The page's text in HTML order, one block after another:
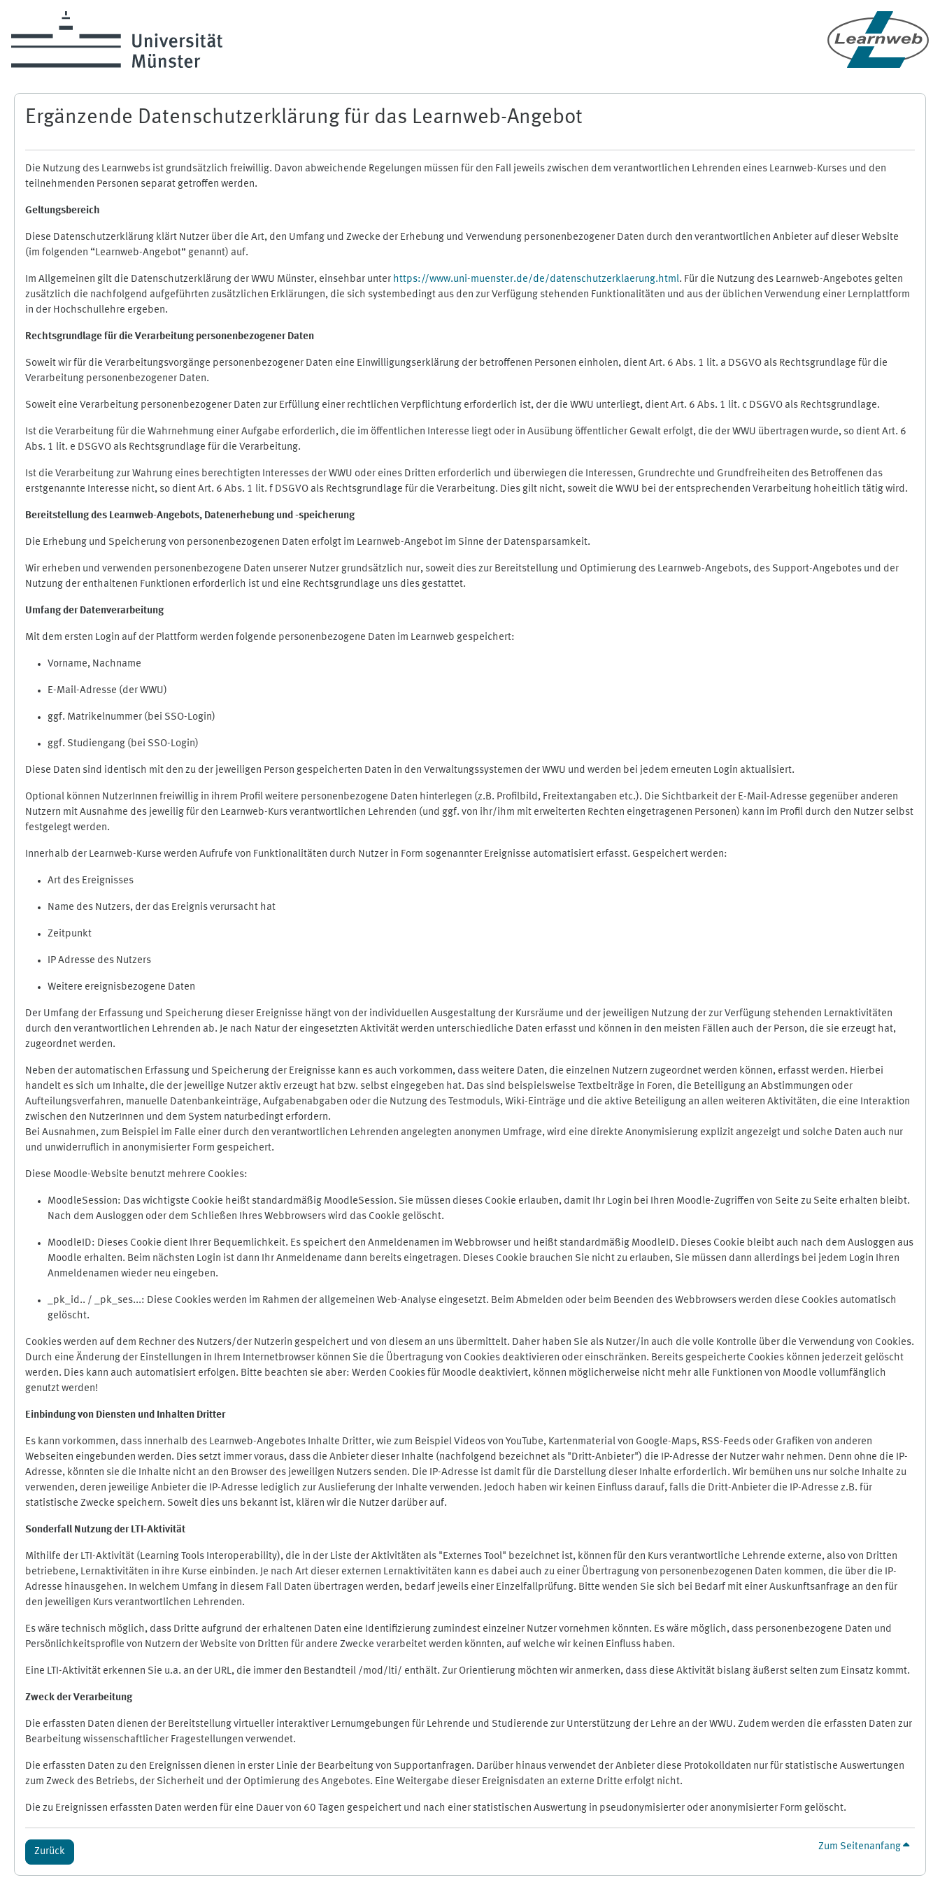
Ergänzende Datenschutzerklärung für das Learnweb-Angebot
Die Nutzung des Learnwebs ist grundsätzlich freiwillig. Davon abweichende Regelungen müssen für den Fall jeweils zwischen dem verantwortlichen Lehrenden eines Learnweb-Kurses und den
teilnehmenden Personen separat getroffen werden.
Geltungsbereich
Diese Datenschutzerklärung klärt Nutzer über die Art, den Umfang und Zwecke der Erhebung und Verwendung personenbezogener Daten durch den verantwortlichen Anbieter auf dieser Website
(im folgenden “Learnweb-Angebot” genannt) auf.
Im Allgemeinen gilt die Datenschutzerklärung der WWU Münster, einsehbar unter https://www.uni-muenster.de/de/datenschutzerklaerung.html. Für die Nutzung des Learnweb-Angebotes gelten
zusätzlich die nachfolgend aufgeführten zusätzlichen Erklärungen, die sich systembedingt aus den zur Verfügung stehenden Funktionalitäten und aus der üblichen Verwendung einer Lernplattform
in der Hochschullehre ergeben.
Rechtsgrundlage für die Verarbeitung personenbezogener Daten
Soweit wir für die Verarbeitungsvorgänge personenbezogener Daten eine Einwilligungserklärung der betroffenen Personen einholen, dient Art. 6 Abs. 1 lit. a DSGVO als Rechtsgrundlage für die
Verarbeitung personenbezogener Daten.
Soweit eine Verarbeitung personenbezogener Daten zur Erfüllung einer rechtlichen Verpflichtung erforderlich ist, der die WWU unterliegt, dient Art. 6 Abs. 1 lit. c DSGVO als Rechtsgrundlage.
Ist die Verarbeitung für die Wahrnehmung einer Aufgabe erforderlich, die im öffentlichen Interesse liegt oder in Ausübung öffentlicher Gewalt erfolgt, die der WWU übertragen wurde, so dient Art. 6
Abs. 1 lit. e DSGVO als Rechtsgrundlage für die Verarbeitung.
Ist die Verarbeitung zur Wahrung eines berechtigten Interesses der WWU oder eines Dritten erforderlich und überwiegen die Interessen, Grundrechte und Grundfreiheiten des Betroffenen das
erstgenannte Interesse nicht, so dient Art. 6 Abs. 1 lit. f DSGVO als Rechtsgrundlage für die Verarbeitung. Dies gilt nicht, soweit die WWU bei der entsprechenden Verarbeitung hoheitlich tätig wird.
Bereitstellung des Learnweb-Angebots, Datenerhebung und -speicherung
Die Erhebung und Speicherung von personenbezogenen Daten erfolgt im Learnweb-Angebot im Sinne der Datensparsamkeit.
Wir erheben und verwenden personenbezogene Daten unserer Nutzer grundsätzlich nur, soweit dies zur Bereitstellung und Optimierung des Learnweb-Angebots, des Support-Angebotes und der
Nutzung der enthaltenen Funktionen erforderlich ist und eine Rechtsgrundlage uns dies gestattet.
Umfang der Datenverarbeitung
Mit dem ersten Login auf der Plattform werden folgende personenbezogene Daten im Learnweb gespeichert:
Vorname, Nachname
E-Mail-Adresse (der WWU)
ggf. Matrikelnummer (bei SSO-Login)
ggf. Studiengang (bei SSO-Login)
Diese Daten sind identisch mit den zu der jeweiligen Person gespeicherten Daten in den Verwaltungssystemen der WWU und werden bei jedem erneuten Login aktualisiert.
Optional können NutzerInnen freiwillig in ihrem Profil weitere personenbezogene Daten hinterlegen (z.B. Profilbild, Freitextangaben etc.). Die Sichtbarkeit der E-Mail-Adresse gegenüber anderen
Nutzern mit Ausnahme des jeweilig für den Learnweb-Kurs verantwortlichen Lehrenden (und ggf. von ihr/ihm mit erweiterten Rechten eingetragenen Personen) kann im Profil durch den Nutzer selbst
festgelegt werden.
Innerhalb der Learnweb-Kurse werden Aufrufe von Funktionalitäten durch Nutzer in Form sogenannter Ereignisse automatisiert erfasst. Gespeichert werden:
Art des Ereignisses
Name des Nutzers, der das Ereignis verursacht hat
Zeitpunkt
IP Adresse des Nutzers
Weitere ereignisbezogene Daten
Der Umfang der Erfassung und Speicherung dieser Ereignisse hängt von der individuellen Ausgestaltung der Kursräume und der jeweiligen Nutzung der zur Verfügung stehenden Lernaktivitäten
durch den verantwortlichen Lehrenden ab. Je nach Natur der eingesetzten Aktivität werden unterschiedliche Daten erfasst und können in den meisten Fällen auch der Person, die sie erzeugt hat,
zugeordnet werden.
Neben der automatischen Erfassung und Speicherung der Ereignisse kann es auch vorkommen, dass weitere Daten, die einzelnen Nutzern zugeordnet werden können, erfasst werden. Hierbei
handelt es sich um Inhalte, die der jeweilige Nutzer aktiv erzeugt hat bzw. selbst eingegeben hat. Das sind beispielsweise Textbeiträge in Foren, die Beteiligung an Abstimmungen oder
Aufteilungsverfahren, manuelle Datenbankeinträge, Aufgabenabgaben oder die Nutzung des Testmoduls, Wiki-Einträge und die aktive Beteiligung an allen weiteren Aktivitäten, die eine Interaktion
zwischen den NutzerInnen und dem System naturbedingt erfordern.
Bei Ausnahmen, zum Beispiel im Falle einer durch den verantwortlichen Lehrenden angelegten anonymen Umfrage, wird eine direkte Anonymisierung explizit angezeigt und solche Daten auch nur
und unwiderruflich in anonymisierter Form gespeichert.
Diese Moodle-Website benutzt mehrere Cookies:
MoodleSession: Das wichtigste Cookie heißt standardmäßig MoodleSession. Sie müssen dieses Cookie erlauben, damit Ihr Login bei Ihren Moodle-Zugriffen von Seite zu Seite erhalten bleibt.
Nach dem Ausloggen oder dem Schließen Ihres Webbrowsers wird das Cookie gelöscht.
MoodleID: Dieses Cookie dient Ihrer Bequemlichkeit. Es speichert den Anmeldenamen im Webbrowser und heißt standardmäßig MoodleID. Dieses Cookie bleibt auch nach dem Ausloggen aus
Moodle erhalten. Beim nächsten Login ist dann Ihr Anmeldename dann bereits eingetragen. Dieses Cookie brauchen Sie nicht zu erlauben, Sie müssen dann allerdings bei jedem Login Ihren
Anmeldenamen wieder neu eingeben.
_pk_id.. / _pk_ses...: Diese Cookies werden im Rahmen der allgemeinen Web-Analyse eingesetzt. Beim Abmelden oder beim Beenden des Webbrowsers werden diese Cookies automatisch
gelöscht.
Cookies werden auf dem Rechner des Nutzers/der Nutzerin gespeichert und von diesem an uns übermittelt. Daher haben Sie als Nutzer/in auch die volle Kontrolle über die Verwendung von Cookies.
Durch eine Änderung der Einstellungen in Ihrem Internetbrowser können Sie die Übertragung von Cookies deaktivieren oder einschränken. Bereits gespeicherte Cookies können jederzeit gelöscht
werden. Dies kann auch automatisiert erfolgen. Bitte beachten sie aber: Werden Cookies für Moodle deaktiviert, können möglicherweise nicht mehr alle Funktionen von Moodle vollumfänglich
genutzt werden!
Einbindung von Diensten und Inhalten Dritter
Es kann vorkommen, dass innerhalb des Learnweb-Angebotes Inhalte Dritter, wie zum Beispiel Videos von YouTube, Kartenmaterial von Google-Maps, RSS-Feeds oder Grafiken von anderen
Webseiten eingebunden werden. Dies setzt immer voraus, dass die Anbieter dieser Inhalte (nachfolgend bezeichnet als "Dritt-Anbieter") die IP-Adresse der Nutzer wahr nehmen. Denn ohne die IP-
Adresse, könnten sie die Inhalte nicht an den Browser des jeweiligen Nutzers senden. Die IP-Adresse ist damit für die Darstellung dieser Inhalte erforderlich. Wir bemühen uns nur solche Inhalte zu
verwenden, deren jeweilige Anbieter die IP-Adresse lediglich zur Auslieferung der Inhalte verwenden. Jedoch haben wir keinen Einfluss darauf, falls die Dritt-Anbieter die IP-Adresse z.B. für
statistische Zwecke speichern. Soweit dies uns bekannt ist, klären wir die Nutzer darüber auf.
Sonderfall Nutzung der LTI-Aktivität
Mithilfe der LTI-Aktivität (Learning Tools Interoperability), die in der Liste der Aktivitäten als "Externes Tool" bezeichnet ist, können für den Kurs verantwortliche Lehrende externe, also von Dritten
betriebene, Lernaktivitäten in ihre Kurse einbinden. Je nach Art dieser externen Lernaktivitäten kann es dabei auch zu einer Übertragung von personenbezogenen Daten kommen, die über die IP-
Adresse hinausgehen. In welchem Umfang in diesem Fall Daten übertragen werden, bedarf jeweils einer Einzelfallprüfung. Bitte wenden Sie sich bei Bedarf mit einer Auskunftsanfrage an den für
den jeweiligen Kurs verantwortlichen Lehrenden.
Es wäre technisch möglich, dass Dritte aufgrund der erhaltenen Daten eine Identifizierung zumindest einzelner Nutzer vornehmen könnten. Es wäre möglich, dass personenbezogene Daten und
Persönlichkeitsprofile von Nutzern der Website von Dritten für andere Zwecke verarbeitet werden könnten, auf welche wir keinen Einfluss haben.
Eine LTI-Aktivität erkennen Sie u.a. an der URL, die immer den Bestandteil /mod/lti/ enthält. Zur Orientierung möchten wir anmerken, dass diese Aktivität bislang äußerst selten zum Einsatz kommt.
Zweck der Verarbeitung
Die erfassten Daten dienen der Bereitstellung virtueller interaktiver Lernumgebungen für Lehrende und Studierende zur Unterstützung der Lehre an der WWU. Zudem werden die erfassten Daten zur
Bearbeitung wissenschaftlicher Fragestellungen verwendet.
Die erfassten Daten zu den Ereignissen dienen in erster Linie der Bearbeitung von Supportanfragen. Darüber hinaus verwendet der Anbieter diese Protokolldaten nur für statistische Auswertungen
zum Zweck des Betriebs, der Sicherheit und der Optimierung des Angebotes. Eine Weitergabe dieser Ereignisdaten an externe Dritte erfolgt nicht.
Die zu Ereignissen erfassten Daten werden für eine Dauer von 60 Tagen gespeichert und nach einer statistischen Auswertung in pseudonymisierter oder anonymisierter Form gelöscht.
Zurück Zum Seitenanfang